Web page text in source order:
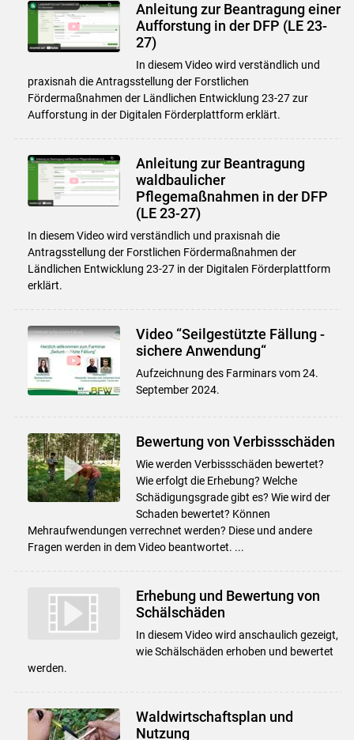
Skip to main content
Anleitung zur Beantragung einer
Aufforstung in der DFP (LE 23-
27)
In diesem Video wird verständlich und
praxisnah die Antragsstellung der Forstlichen
Fördermaßnahmen der Ländlichen Entwicklung 23-27 zur
Aufforstung in der Digitalen Förderplattform erklärt.
Anleitung zur Beantragung
waldbaulicher
Pflegemaßnahmen in der DFP
(LE 23-27)
In diesem Video wird verständlich und praxisnah die
Antragsstellung der Forstlichen Fördermaßnahmen der
Ländlichen Entwicklung 23-27 in der Digitalen Förderplattform
erklärt.
Video “Seilgestützte Fällung -
sichere Anwendung“
Aufzeichnung des Farminars vom 24.
September 2024.
Bewertung von Verbissschäden
Wie werden Verbissschäden bewertet?
Wie erfolgt die Erhebung? Welche
Schädigungsgrade gibt es? Wie wird der
Schaden bewertet? Können
Mehraufwendungen verrechnet werden? Diese und andere
Fragen werden in dem Video beantwortet. ...
Erhebung und Bewertung von
Schälschäden
In diesem Video wird anschaulich gezeigt,
wie Schälschäden erhoben und bewertet
werden.
Waldwirtschaftsplan und
Nutzung